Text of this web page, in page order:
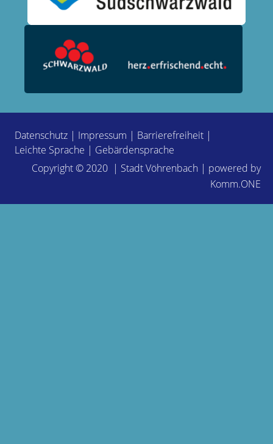
Datenschutz | Impressum | Barrierefreiheit |
Leichte Sprache | Gebärdensprache
Copyright © 2020 | Stadt Vöhrenbach | powered by
Komm.ONE